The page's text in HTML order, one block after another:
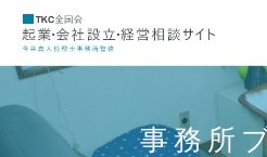
事務所